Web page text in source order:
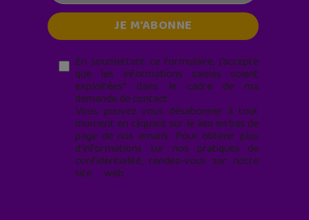
En soumettant ce formulaire, j’accepte
que les informations saisies soient
exploitées* dans le cadre de ma
demande de contact.
Vous pouvez vous désabonner à tout
moment en cliquant sur le lien en bas de
page de nos emails. Pour obtenir plus
d'informations sur nos pratiques de
confidentialité, rendez-vous sur notre
site web